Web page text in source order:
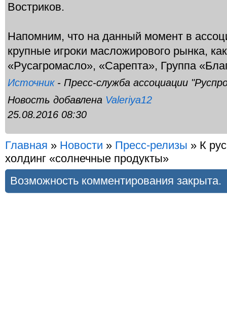
Востриков.
Напомним, что на данный момент в
крупные игроки масложирового рынка,
«Русагромасло», «Сарепта», Группа
Источник- Пресс-служба ассоциации
Новость добавлена Valeriya12
25.08.2016 08:30
Главная » Новости » Пресс-релизы » К
холдинг «солнечные продукты»
Возможность комментирования закрыта.